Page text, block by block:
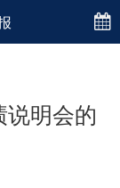
明会的